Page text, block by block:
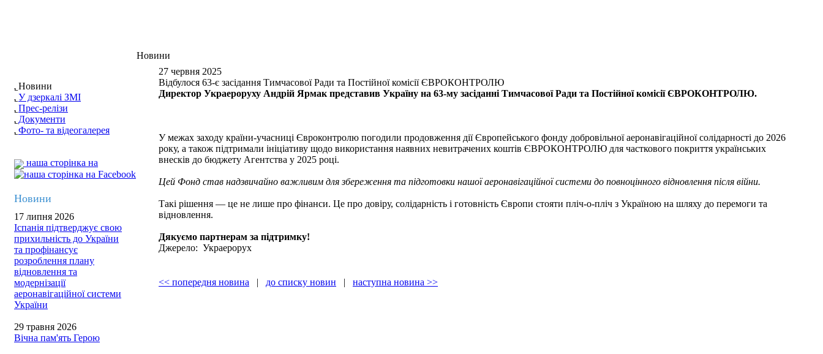
Новини
У дзеркалі ЗМІ
Прес-релізи
Документи
Фото- та відеогалерея
наша сторінка на
Новини
17 липня 2026
Іспанія підтверджує свою
прихильність до України
та профінансує
розроблення плану
відновлення та
модернізації
аеронавігаційної системи
України
29 травня 2026
Вічна пам'ять Герою
Новини
27 червня 2025
Відбулося 63-є засідання Тимчасової Ради та Постійної комісії ЄВРОКОНТРОЛЮ
Директор Украероруху Андрій Ярмак представив Україну на 63-му засіданні Тимчасової Ради та Постійної комісії ЄВРОКОНТРОЛЮ.
У межах заходу країни-учасниці Євроконтролю погодили продовження дії Європейського фонду добровільної аеронавігаційної солідарності до 2026
року, а також підтримали ініціативу щодо використання наявних невитрачених коштів ЄВРОКОНТРОЛЮ для часткового покриття українських
внесків до бюджету Агентства у 2025 році.
Цей Фонд став надзвичайно важливим для збереження та підготовки нашої аеронавігаційної системи до повноцінного відновлення після війни.
Такі рішення — це не лише про фінанси. Це про довіру, солідарність і готовність Європи стояти пліч-о-пліч з Україною на шляху до перемоги та
відновлення.
Дякуємо партнерам за підтримку!
Джерело: Украерорух
<< попередня новина | до списку новин | наступна новина >>